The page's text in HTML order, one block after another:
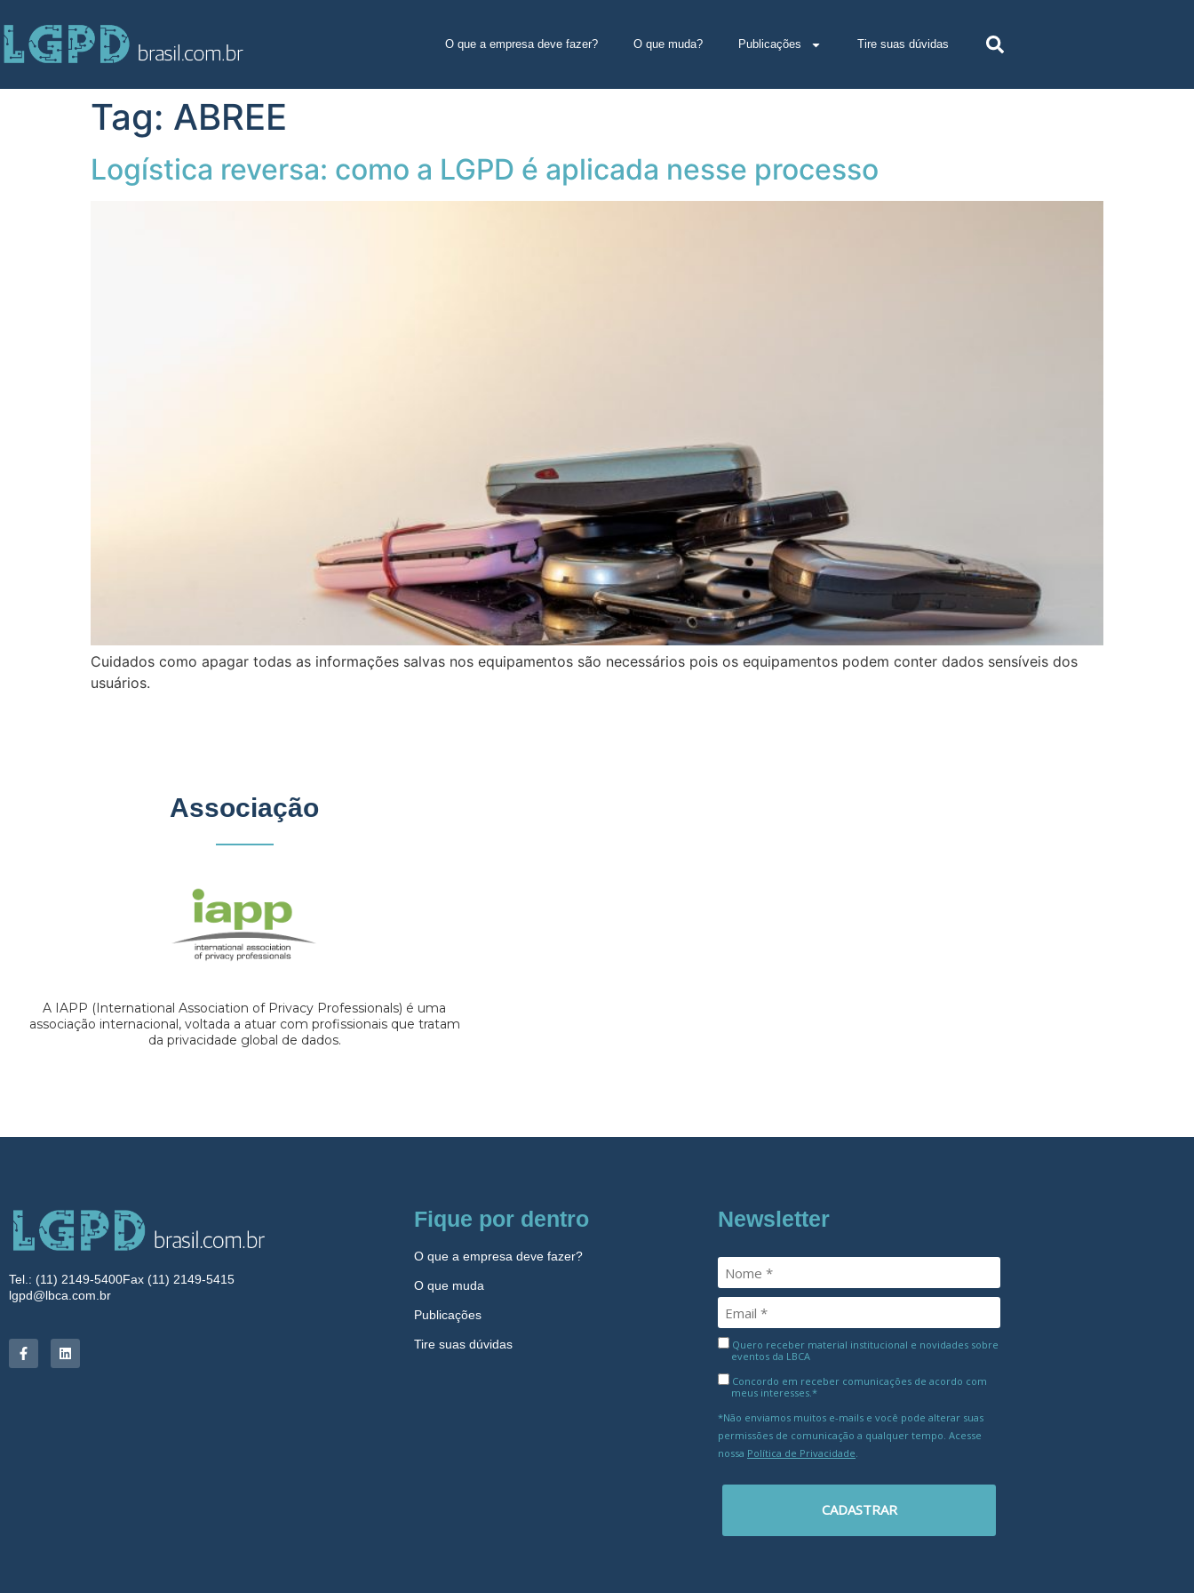
O que a empresa deve fazer? O que muda? Publicações Tire suas dúvidas
Tag: ABREE
Logística reversa: como a LGPD é aplicada nesse processo
Cuidados como apagar todas as informações salvas nos equipamentos são necessários pois os equipamentos podem conter dados sensíveis dos
usuários.
Associação
A IAPP (International Association of Privacy Professionals) é uma
associação internacional, voltada a atuar com profissionais que tratam
da privacidade global de dados.
Tel.: (11) 2149-5400Fax (11) 2149-5415
lgpd@lbca.com.br
Fique por dentro
O que a empresa deve fazer?
O que muda
Publicações
Tire suas dúvidas
Newsletter
Quero receber material institucional e novidades sobre
eventos da LBCA
Concordo em receber comunicações de acordo com
meus interesses.*
*Não enviamos muitos e-mails e você pode alterar suas
permissões de comunicação a qualquer tempo. Acesse
nossa Política de Privacidade
CADASTRAR